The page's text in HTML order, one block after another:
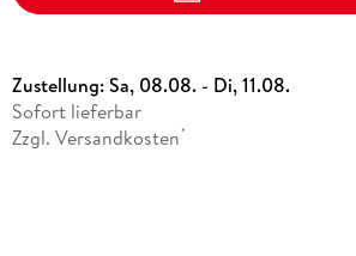
Zustellung:Sa, 08.08. - Di, 11.08.
Sofort lieferbar
Zzgl. Versandkosten *